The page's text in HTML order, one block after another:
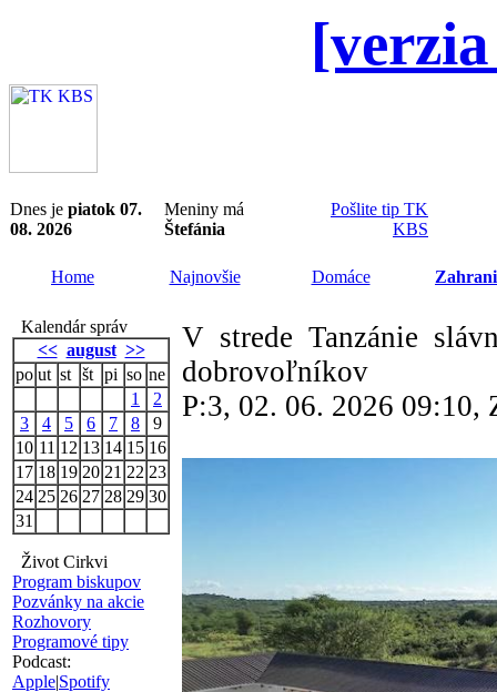
Dnes je piatok 07.
08. 2026
Meniny má
Štefánia
Pošlite tip TK
KBS
Home Najnovšie Domáce
Kalendár správ
<< august >>
po ut st št pi so ne
1
2
3
4 5 6 7 8
9
10 11 12 13 14 15 16
17 18 19 20 21 22 23
24 25 26 27 28 29 30
31
Život Cirkvi
Program biskupov
Pozvánky na akcie
Rozhovory
Programové tipy
Podcast:
Apple|Spotify
V strede Tanzánie
dobrovoľníkov
P:3, 02. 06. 2026 09:10,